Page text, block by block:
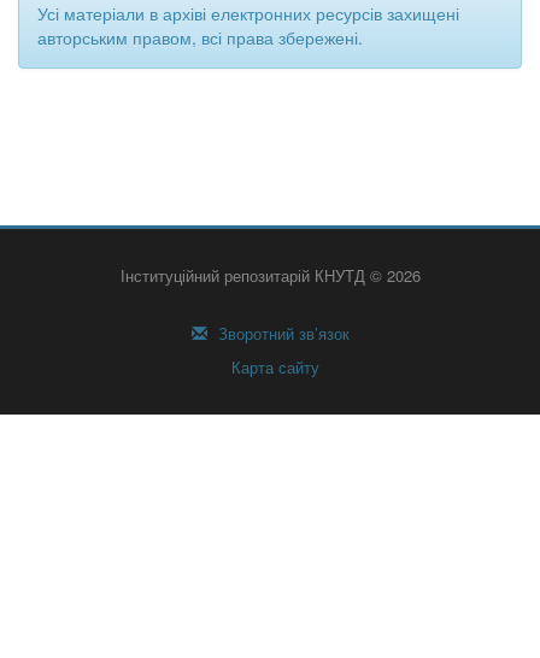
Усі матеріали в архіві електронних ресурсів захищені
авторським правом, всі права збережені.
Інституційний репозитарій КНУТД © 2026
Зворотний зв’язок
Карта сайту